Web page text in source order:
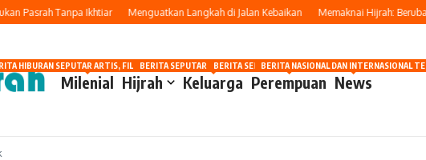
Pasrah Tanpa Ikhtiar Menguatkan Langkah di Jalan Kebaikan Memaknai Hijrah: Berubah
Milenial
HIBURAN SEPUTAR ARTIS, FILM, DAN GOSIP
Hijrah Keluarga
BERITA SEPUTAR OTOMOTIF HARI INI
Perempuan
BERITA SEPUTAR KECANTIKAN WANITA
News
BERITA NASIONAL DAN INTERNASIONAL